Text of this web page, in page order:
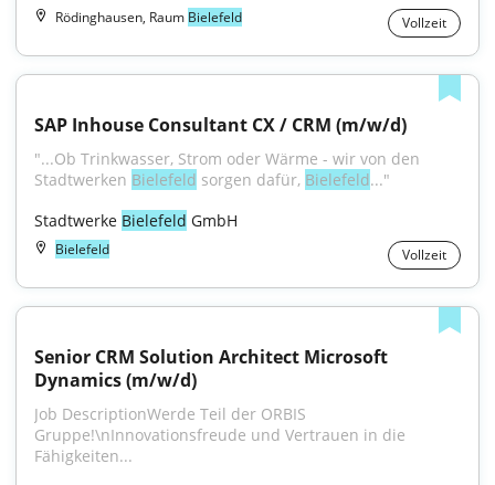
Rödinghausen, Raum Bielefeld Vollzeit
SAP Inhouse Consultant CX / CRM (m/w/d)
"...Ob Trinkwasser, Strom oder Wärme - wir von den
Stadtwerken Bielefeld sorgen dafür, Bielefeld..."
Stadtwerke Bielefeld GmbH
Bielefeld Vollzeit
Senior CRM Solution Architect Microsoft
Dynamics (m/w/d)
Job DescriptionWerde Teil der ORBIS
Gruppe!\nInnovationsfreude und Vertrauen in die
Fähigkeiten...